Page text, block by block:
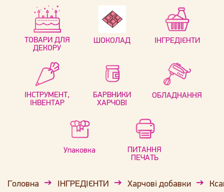
ТОВАРИ ДЛЯ
ДЕКОРУ
ШОКОЛАД ІНГРЕДІЄНТИ
ІНСТРУМЕНТ,
ІНВЕНТАР
БАРВНИКИ
ХАРЧОВІ
ОБЛАДНАННЯ
Упаковка
ПИТАННЯ
ПЕЧАТЬ
Головна ІНГРЕДІЄНТИ Харчові добавки